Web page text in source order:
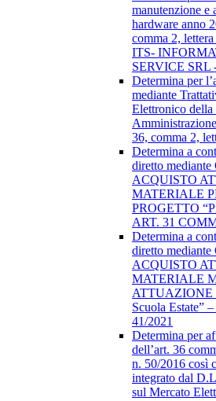
manutenzione e
hardware anno
comma 2,
ITS-
SERVICE SRL
Determina per
mediante
Elettronico della
36, comma 2,
Determina a
diretto
ACQUISTO
MATERIALE
PROGETTO
ART. 31
Determina a
diretto
ACQUISTO
MATERIALE
ATTUAZIONE
Scuola Estate”
41/2021
Determina per
dell’art. 36
n. 50/2016 così
integrato dal
sul Mercato